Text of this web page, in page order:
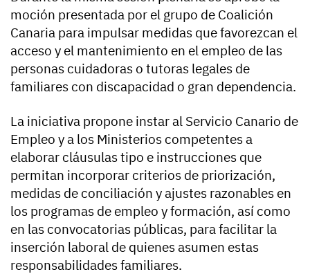
moción presentada por el grupo de Coalición
Canaria para impulsar medidas que favorezcan el
acceso y el mantenimiento en el empleo de las
personas cuidadoras o tutoras legales de
familiares con discapacidad o gran dependencia.
La iniciativa propone instar al Servicio Canario de
Empleo y a los Ministerios competentes a
elaborar cláusulas tipo e instrucciones que
permitan incorporar criterios de priorización,
medidas de conciliación y ajustes razonables en
los programas de empleo y formación, así como
en las convocatorias públicas, para facilitar la
inserción laboral de quienes asumen estas
responsabilidades familiares.